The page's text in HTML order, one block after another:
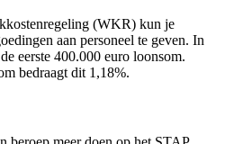
(WKR) kun je
aan personeel te geven. In
eerste 400.000 euro loonsom.
bedraagt dit 1,18%.